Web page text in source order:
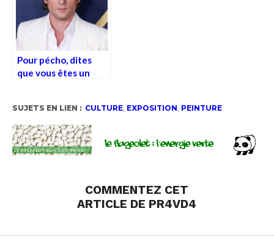
Pour pécho, dites
que vous êtes un
SUJETS EN LIEN : CULTURE, EXPOSITION PEINTURE
COMMENTEZ CET
ARTICLE DE PR4VD4